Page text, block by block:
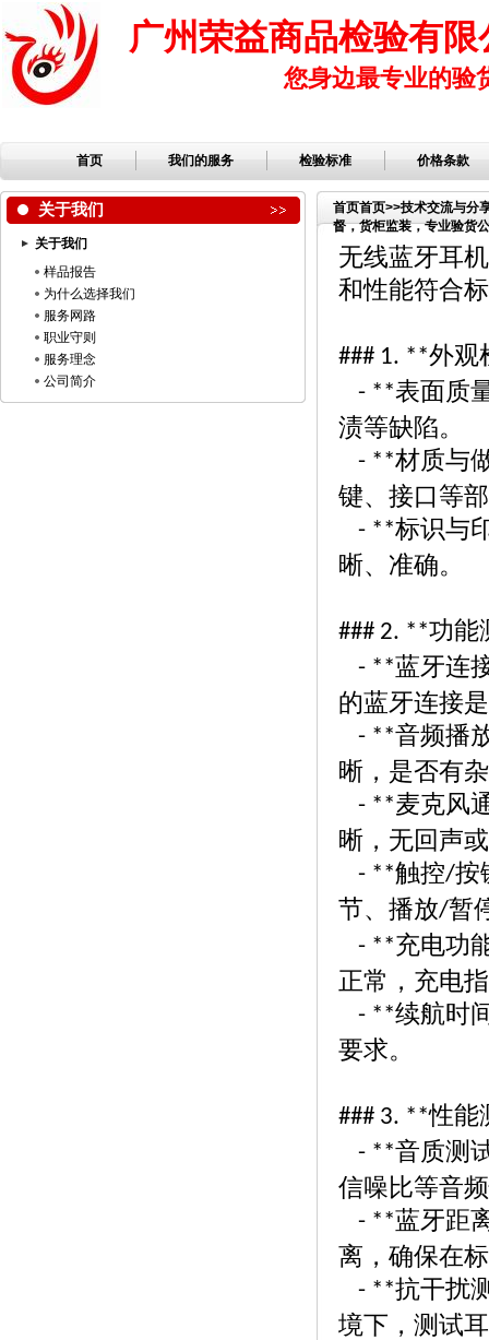
广州荣益商品检验有限
您身边最专业的验
首页 我们的服务 检验标准 价格条款
关于我们
关于我们
样品报告
为什么选择我们
服务网路
职业守则
服务理念
公司简介
首页首页>>技术交流与分
督，货柜监装，专业验货
验
无线蓝牙耳
和性能符合
### 1. **外观
- **表面质
渍等缺陷。
- **材质与
键、接口等
- **标识与
晰、准确。
### 2. **功能
- **蓝牙连
的蓝牙连接
- **音频播
晰，是否有
- **麦克风
晰，无回声
- **触控/按
节、播放/暂
- **充电功
正常，充电
- **续航时
要求。
### 3. **性能
- **音质测
信噪比等音
- **蓝牙距
离，确保在
- **抗干扰
境下，测试